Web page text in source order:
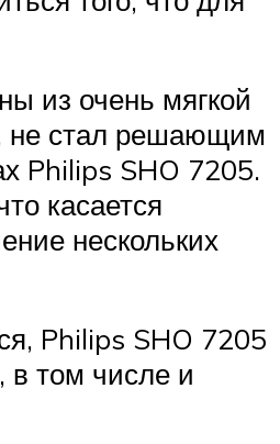
из очень мягкой
не стал решающим
Philips SHO 7205.
касается
нескольких
Philips SHO 7205
в том числе и